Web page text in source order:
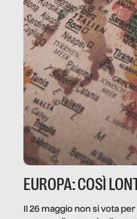
EUROPA: COSÌ
Il 26 maggio non si vota